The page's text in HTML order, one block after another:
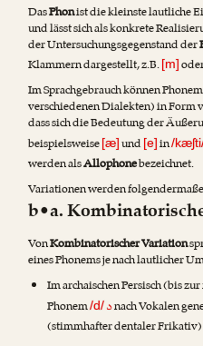
DasPhonist die kleinste lautliche
und lässt sich als konkrete
der Untersuchungsgegenstand der
Klammern dargestellt, z.B.[m]
Im Sprachgebrauch können
verschiedenen Dialekten) in Form
dass sich die Bedeutung der
beispielsweise[æ]und [e]in/
werden alsAllophonebezeichnet.
Variationen werden
b•a.
VonKombinatorischer Variation
eines Phonems je nach lautlicher
Im archaischen Persisch (bis
Phonem/d/دnach Vokalen
(stimmhafter dentaler